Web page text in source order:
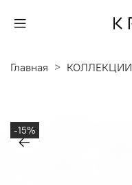
Главная КОЛЛЕКЦИИ
-15%